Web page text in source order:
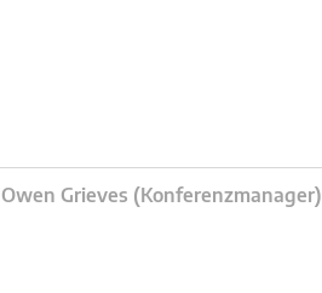
Owen Grieves (Konferenzmanager)